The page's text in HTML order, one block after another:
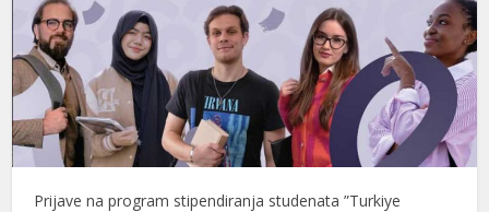
Prijave na program stipendiranja studenata ”Turkiye